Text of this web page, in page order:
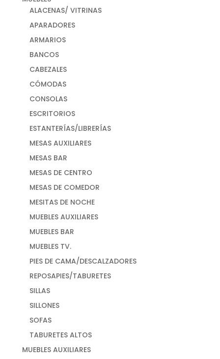
ALACENAS/ VITRINAS
APARADORES
ARMARIOS
BANCOS
CABEZALES
CÓMODAS
CONSOLAS
ESCRITORIOS
ESTANTERÍAS/LIBRERÍAS
MESAS AUXILIARES
MESAS BAR
MESAS DE CENTRO
MESAS DE COMEDOR
MESITAS DE NOCHE
MUEBLES AUXILIARES
MUEBLES BAR
MUEBLES TV.
PIES DE CAMA/DESCALZADORES
REPOSAPIES/TABURETES
SILLAS
SILLONES
SOFAS
TABURETES ALTOS
MUEBLES AUXILIARES